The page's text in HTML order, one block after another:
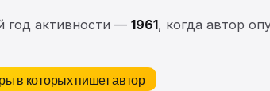
год активности — 1961, когда автор
в которых пишет автор